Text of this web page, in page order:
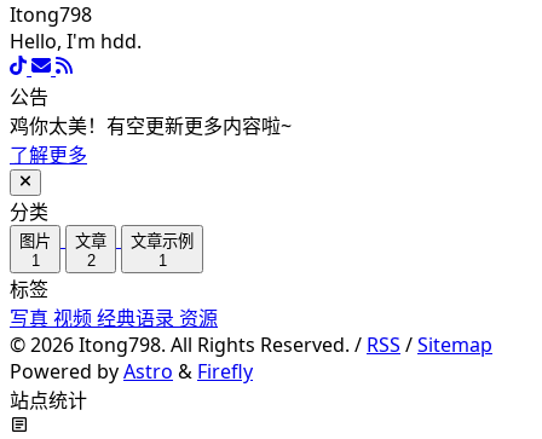
Itong798
Hello, I'm hdd.
公告
鸡你太美！有空更新更多内容啦~
了解更多
分类
图片
1
文章
2
文章示例
1
标签
写真视频经典语录 资源
©2026Itong798. All Rights Reserved. / RSS /Sitemap
Powered byAstro & Firefly
站点统计